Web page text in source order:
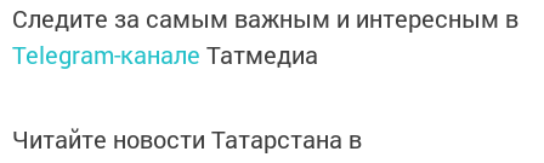
Следите за самым важным и интересным в
Telegram-канале Татмедиа
Читайте новости Татарстана в